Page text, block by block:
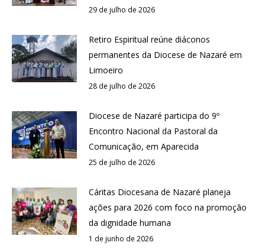
29 de julho de 2026
Retiro Espiritual reúne diáconos
permanentes da Diocese de Nazaré em
Limoeiro
28 de julho de 2026
Diocese de Nazaré participa do 9º
Encontro Nacional da Pastoral da
Comunicação, em Aparecida
25 de julho de 2026
Cáritas Diocesana de Nazaré planeja
ações para 2026 com foco na promoção
da dignidade humana
1 de junho de 2026